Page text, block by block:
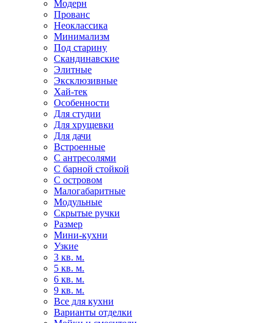
Модерн
Прованс
Неоклассика
Минимализм
Под старину
Скандинавские
Элитные
Эксклюзивные
Хай-тек
Особенности
Для студии
Для хрущевки
Для дачи
Встроенные
С антресолями
С барной стойкой
С островом
Малогабаритные
Модульные
Скрытые ручки
Размер
Мини-кухни
Узкие
3 кв. м.
5 кв. м.
6 кв. м.
9 кв. м.
Все для кухни
Варианты отделки